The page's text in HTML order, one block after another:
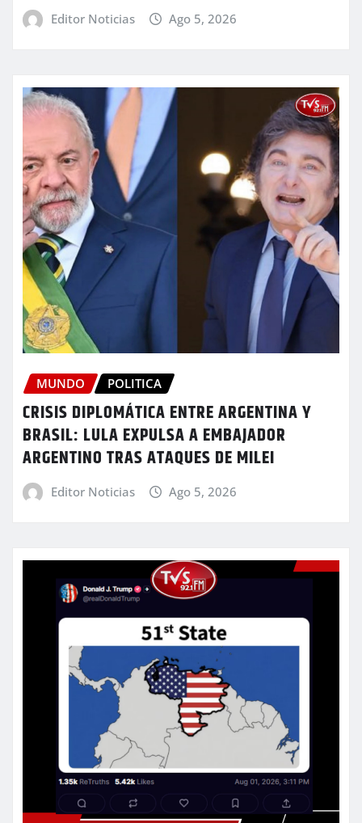
Editor Noticias Ago 5, 2026
MUNDO POLITICA
CRISIS DIPLOMÁTICA ENTRE ARGENTINA Y
BRASIL: LULA EXPULSA A EMBAJADOR
ARGENTINO TRAS ATAQUES DE MILEI
Editor Noticias Ago 5, 2026